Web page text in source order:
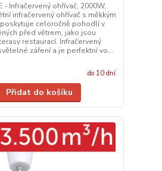
- Infračervený ohřívač, 2000W,
infračervený ohřívač s měkkým
celoročně pohodlí v
před větrem, jako jsou
restaurací. Infračervený
záření a je perfektní vo...
do 10 dní
Přidat do košíku